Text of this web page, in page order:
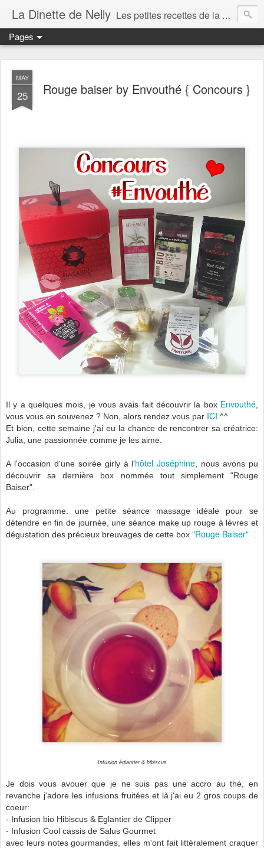
La Dinette de Nelly Les petites recettes de la dinette de Nelly. Des recettes simples, généreuses et gourmandes pour tous les jours c'est tout ça la dinette !
Pages
MAY
25 Rouge baiser by Envouthé { Concours }
Il y a quelques mois, je vous avais fait découvrir la box Envouthé
vous vous en souvenez ? Non, alors rendez vous par ICI ^^
Et bien, cette semaine j'ai eu la chance de rencontrer sa créatrice:
Julia, une passionnée comme je les aime.
A l'occasion d'une soirée girly à l'hôtel Joséphine , nous avons pu
découvrir sa dernière box nommée tout simplement "Rouge
Baiser".
Au programme: une petite séance massage idéale pour se
détendre en fin de journée, une séance make up rouge à lèvres et
dégustation des précieux breuvages de cette box "Rouge Baiser"
Infusion églantier & hibiscus
Je dois vous avouer que je ne suis pas une accro au thé, en
revanche j'adore les infusions fruitées et là j'ai eu 2 gros coups de
coeur:
- Infusion bio Hibiscus & Eglantier de Clipper
- Infusion Cool cassis de Salus Gourmet
avec leurs notes gourmandes, elles m'ont fait littéralement craquer